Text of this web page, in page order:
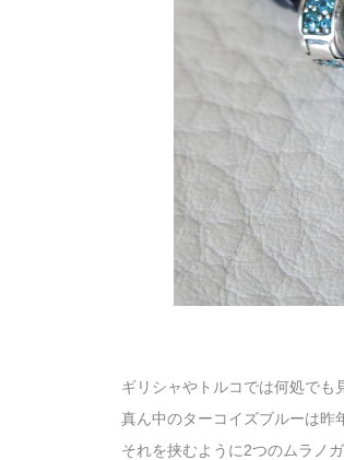
ギリシャやトルコでは何処でも
真ん中のターコイズブルーは昨
それを挟むように2つのムラノ